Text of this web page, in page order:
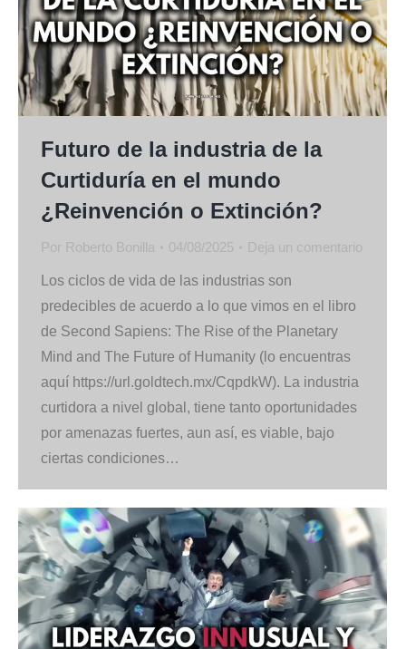
Futuro de la industria de la
Curtiduría en el mundo
¿Reinvención o Extinción?
Por Roberto Bonilla 04/08/2025 Deja un comentario
Los ciclos de vida de las industrias son
predecibles de acuerdo a lo que vimos en el libro
de Second Sapiens: The Rise of the Planetary
Mind and The Future of Humanity (lo encuentras
aquí https://url.goldtech.mx/CqpdkW). La industria
curtidora a nivel global, tiene tanto oportunidades
por amenazas fuertes, aun así, es viable, bajo
ciertas condiciones…